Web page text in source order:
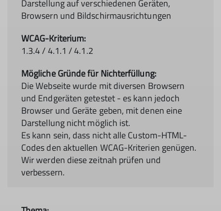
Darstellung auf verschiedenen Geräten,
Browsern und Bildschirmausrichtungen
1.3.4 / 4.1.1 / 4.1.2
Die Webseite wurde mit diversen Browsern
und Endgeräten getestet - es kann jedoch
Browser und Geräte geben, mit denen eine
Darstellung nicht möglich ist.
Es kann sein, dass nicht alle Custom-HTML-
Codes den aktuellen WCAG-Kriterien genügen.
Wir werden diese zeitnah prüfen und
verbessern.